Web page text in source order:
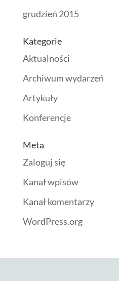
grudzień 2015
Kategorie
Aktualności
Archiwum wydarzeń
Artykuły
Konferencje
Meta
Zaloguj się
Kanał wpisów
Kanał komentarzy
WordPress.org